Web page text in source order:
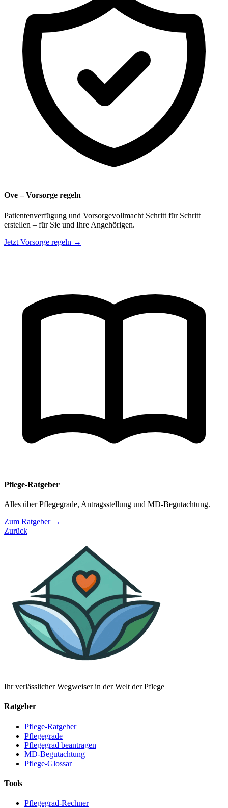
Ove – Vorsorge regeln
Patientenverfügung und Vorsorgevollmacht Schritt für Schritt
erstellen – für Sie und Ihre Angehörigen.
Jetzt Vorsorge regeln →
Pflege-Ratgeber
Alles über Pflegegrade, Antragsstellung und MD-Begutachtung.
Zum Ratgeber →
Zurück
Ihr verlässlicher Wegweiser in der Welt der Pflege
Ratgeber
Pflege-Ratgeber
Pflegegrade
Pflegegrad beantragen
MD-Begutachtung
Pflege-Glossar
Tools
Pflegegrad-Rechner